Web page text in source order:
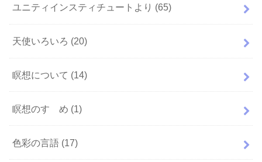
ユニティインスティチュートより (65)
天使いろいろ (20)
瞑想について (14)
瞑想のすゝめ (1)
色彩の言語 (17)